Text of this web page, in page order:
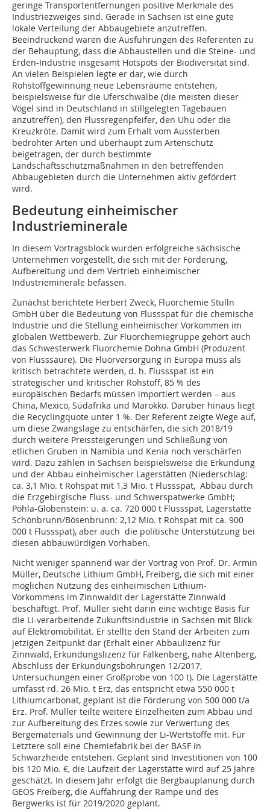
geringe Transportentfernungen positive Merkmale des
Industriezweiges sind. Gerade in Sachsen ist eine gute
lokale Verteilung der Abbaugebiete anzutreffen.
Beeindruckend waren die Ausführungen des Referenten zu
der Behauptung, dass die Abbaustellen und die Steine- und
Erden-Industrie insgesamt Hotspots der Biodiversität sind.
An vielen Beispielen legte er dar, wie durch
Rohstoffgewinnung neue Lebensräume entstehen,
beispielsweise für die Uferschwalbe (die meisten dieser
Vögel sind in Deutschland in stillgelegten Tagebauen
anzutreffen), den Flussregenpfeifer, den Uhu oder die
Kreuzkröte. Damit wird zum Erhalt vom Aussterben
bedrohter Arten und überhaupt zum Artenschutz
beigetragen, der durch bestimmte
Landschaftsschutzmaßnahmen in den betreffenden
Abbaugebieten durch die Unternehmen aktiv gefördert
wird.
Bedeutung einheimischer
Industrieminerale
In diesem Vortragsblock wurden erfolgreiche sächsische
Unternehmen vorgestellt, die sich mit der Förderung,
Aufbereitung und dem Vertrieb einheimischer
Industrieminerale befassen.
Zunächst berichtete Herbert Zweck, Fluorchemie Stulln
GmbH über die Bedeutung von Flussspat für die chemische
Industrie und die Stellung einheimischer Vorkommen im
globalen Wettbewerb. Zur Fluorchemiegruppe gehört auch
das Schwesterwerk Fluorchemie Dohna GmbH (Produzent
von Flusssäure). Die Fluorversorgung in Europa muss als
kritisch betrachtete werden, d. h. Flussspat ist ein
strategischer und kritischer Rohstoff, 85 % des
europäischen Bedarfs müssen importiert werden – aus
China, Mexico, Südafrika und Marokko. Darüber hinaus liegt
die Recyclingquote unter 1 %. Der Referent zeigte Wege auf,
um diese Zwangslage zu entschärfen, die sich 2018/19
durch weitere Preissteigerungen und Schließung von
etlichen Gruben in Namibia und Kenia noch verschärfen
wird. Dazu zählen in Sachsen beispielsweise die Erkundung
und der Abbau einheimischer Lagerstätten (Niederschlag:
ca. 3,1 Mio. t Rohspat mit 1,3 Mio. t Flussspat, Abbau durch
die Erzgebirgische Fluss- und Schwerspatwerke GmbH;
Pöhla-Globenstein: u. a. ca. 720 000 t Flussspat, Lagerstätte
Schönbrunn/Bösenbrunn: 2,12 Mio. t Rohspat mit ca. 900
000 t Flussspat), aber auch die politische Unterstützung bei
diesen abbauwürdigen Vorhaben.
Nicht weniger spannend war der Vortrag von Prof. Dr. Armin
Müller, Deutsche Lithium GmbH, Freiberg, die sich mit einer
möglichen Nutzung des einheimischen Lithium-
Vorkommens im Zinnwaldit der Lagerstätte Zinnwald
beschäftigt. Prof. Müller sieht darin eine wichtige Basis für
die Li-verarbeitende Zukunftsindustrie in Sachsen mit Blick
auf Elektromobilität. Er stellte den Stand der Arbeiten zum
jetzigen Zeitpunkt dar (Erhalt einer Abbaulizenz für
Zinnwald, Erkundungslizenz für Falkenberg, nahe Altenberg,
Abschluss der Erkundungsbohrungen 12/2017,
Untersuchungen einer Großprobe von 100 t). Die Lagerstätte
umfasst rd. 26 Mio. t Erz, das entspricht etwa 550 000 t
Lithiumcarbonat, geplant ist die Förderung von 500 000 t/a
Erz. Prof. Müller teilte weitere Einzelheiten zum Abbau und
zur Aufbereitung des Erzes sowie zur Verwertung des
Bergematerials und Gewinnung der Li-Wertstoffe mit. Für
Letztere soll eine Chemiefabrik bei der BASF in
Schwarzheide entstehen. Geplant sind Investitionen von 100
bis 120 Mio. €, die Laufzeit der Lagerstätte wird auf 25 Jahre
geschätzt. In diesem Jahr erfolgt die Bergbauplanung durch
GEOS Freiberg, die Auffahrung der Rampe und des
Bergwerks ist für 2019/2020 geplant.